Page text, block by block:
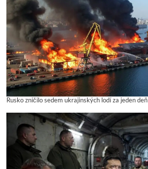
Rusko zničilo sedem ukrajinských lodí za jeden deň